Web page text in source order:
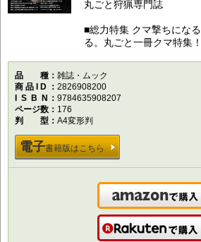
丸ごと狩猟専門誌
■総力特集 クマ撃ちにな
る。丸ごと一冊クマ特集！
品種雑誌・ムック
商品ID
2826908200
ISBN
9784635908207
ページ数
176
判型A4変形判
電子書籍版はこちら